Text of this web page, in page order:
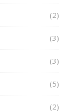
(2)
(3)
(3)
(5)
(2)